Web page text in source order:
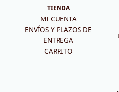
TIENDA
MI CUENTA
ENVÍOS Y PLAZOS DE
ENTREGA
CARRITO